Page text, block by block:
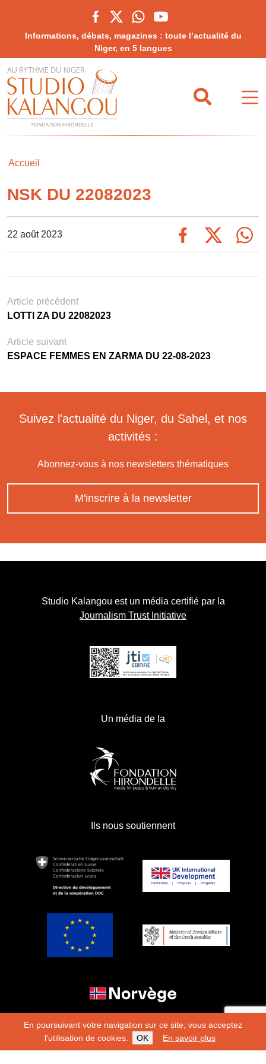
En poursuivant votre navigation sur ce site, vous acceptez
l'utilisation de cookies.
OK En savoir plus
Informations, débats, magazines : toute l’actualité du
Niger, en 5 langues
Accueil
NSK DU 22082023
22 août 2023
Article précédent
LOTTI ZA DU 22082023
Article suivant
ESPACE FEMMES EN ZARMA DU 22-08-2023
Suivez l'actualité du Niger, du Sahel, et nos
activités :
Abonnez-vous à nos newsletters thématiques
M'inscrire à la newsletter
Studio Kalangou est un média certifié par la
Journalism Trust Initiative
Un média de la
Ils nous soutiennent